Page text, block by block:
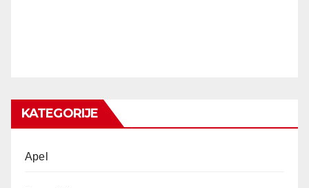
KATEGORIJE
Apel